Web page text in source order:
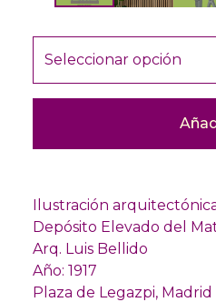
Ilustración
Depósito Elevado del
Arq. Luis Bellido
Año: 1917
Plaza de Legazpi, Madrid